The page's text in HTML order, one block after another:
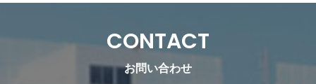
CONTACT
お問い合わせ